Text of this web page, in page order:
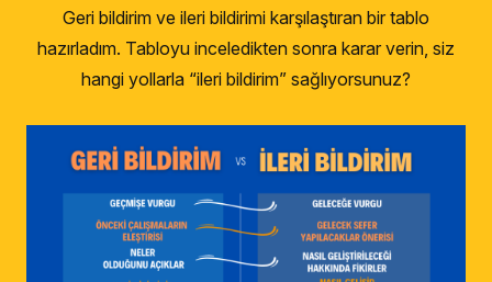
Geri bildirim ve ileri bildirimi karşılaştıran bir tablo
hazırladım. Tabloyu inceledikten sonra karar verin, siz
hangi yollarla “ileri bildirim” sağlıyorsunuz?